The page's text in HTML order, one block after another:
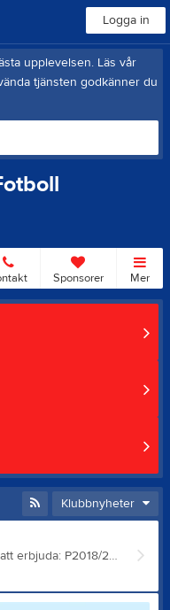
Logga in
upplevelsen. Läs vår
tjänsten godkänner du
Sponsorer Mer
Klubbnyheter
I följande grupper har vi lediga platser att erbjuda: P2018/2019 P2020/2021 F2019-2021 Vi tar även tacksamt emot fler föräldrar som vill vara ledare i dessa grupper. Till övriga grupper tar vi emot intresseanmälan. Ansök direkt här på hemsidan eller kontakta Anders Karlsson, andersokarlsson@hotmail.com